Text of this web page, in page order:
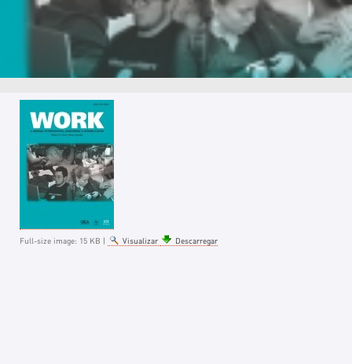
Full-size image: 15 KB | Visualizar Descarregar